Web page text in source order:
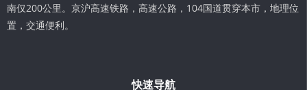
南仅200公里。京沪高速铁路，高速公路，104国道贯穿本市，地理位
置，交通便利。
快速导航